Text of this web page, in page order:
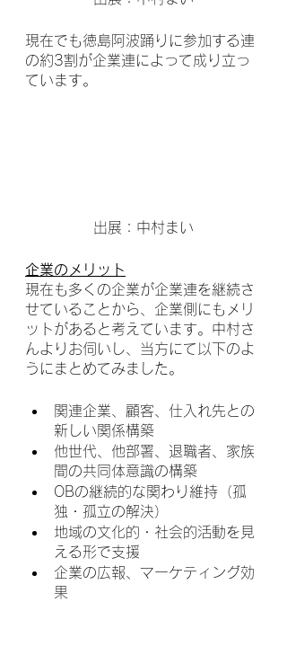
現在でも徳島阿波踊りに参加する連
の約3割が企業連によって成り立っ
ています。
出展：中村まい
企業のメリット
現在も多くの企業が企業連を継続さ
せていることから、企業側にもメリ
ットがあると考えています。中村さ
んよりお伺いし、当方にて以下のよ
うにまとめてみました。
関連企業、顧客、仕入れ先との
新しい関係構築
他世代、他部署、退職者、家族
間の共同体意識の構築
OBの継続的な関わり維持（孤
独・孤立の解決）
地域の文化的・社会的活動を見
える形で支援
企業の広報、マーケティング効
果